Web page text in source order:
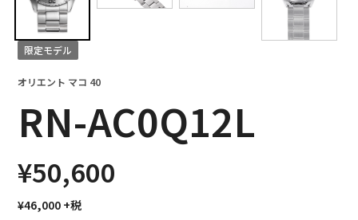
限定モデル
オリエント マコ 40
RN-AC0Q12L
¥50,600
¥46,000 +税